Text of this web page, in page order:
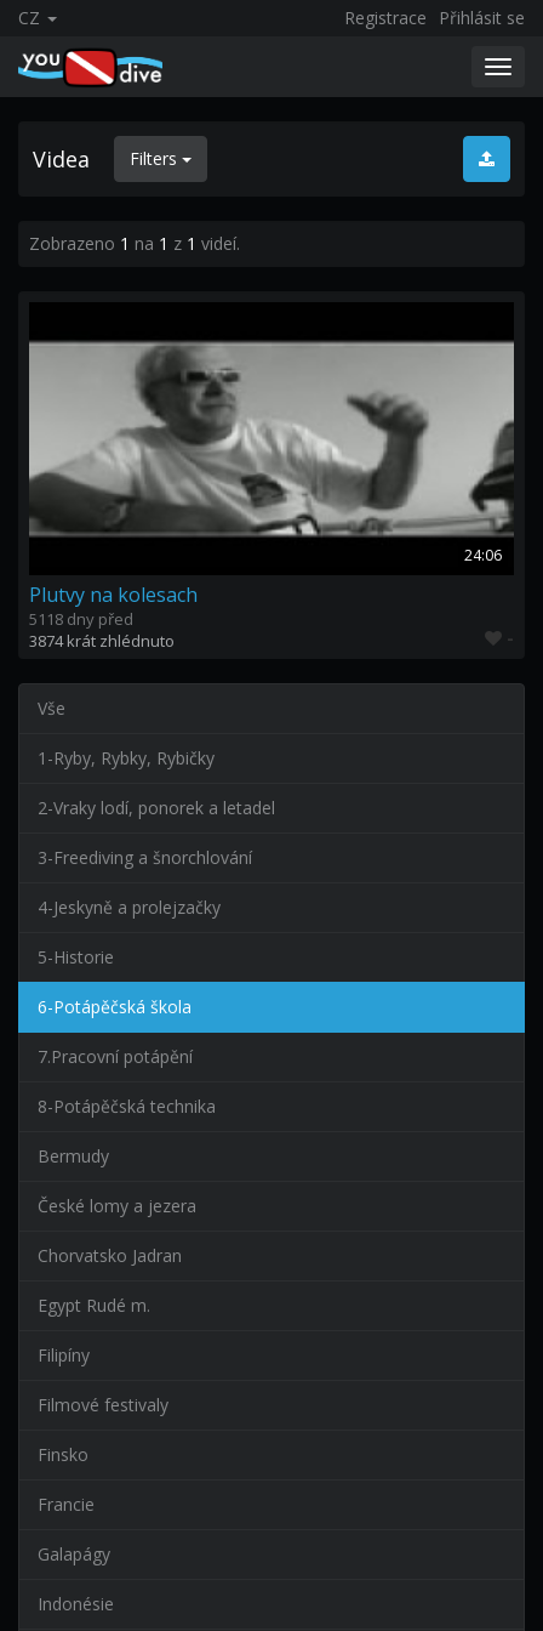
CZ Registrace Přihlásit se
Videa Filters
Zobrazeno 1 na 1 z 1 videí.
24:06
Plutvy na kolesach
5118 dny před
3874 krát zhlédnuto
-
Vše
1-Ryby, Rybky, Rybičky
2-Vraky lodí, ponorek a letadel
3-Freediving a šnorchlování
4-Jeskyně a prolejzačky
5-Historie
6-Potápěčská škola
7.Pracovní potápění
8-Potápěčská technika
Bermudy
České lomy a jezera
Chorvatsko Jadran
Egypt Rudé m.
Filipíny
Filmové festivaly
Finsko
Francie
Galapágy
Indonésie